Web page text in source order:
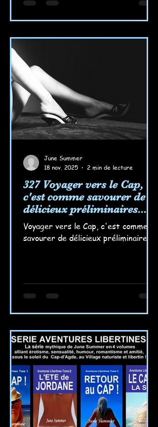
327 Voyager vers le Cap,
c'est comme savourer de
délicieux préliminaires...
Voyager vers le Cap, c'est comme
savourer de délicieux préliminaires...
June Summer
18 nov. 2025
2 min de lecture